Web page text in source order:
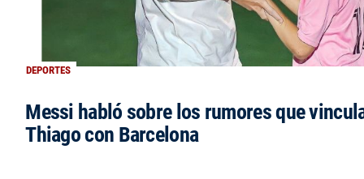
DEPORTES
Messi habló sobre los rumores que
Thiago con Barcelona